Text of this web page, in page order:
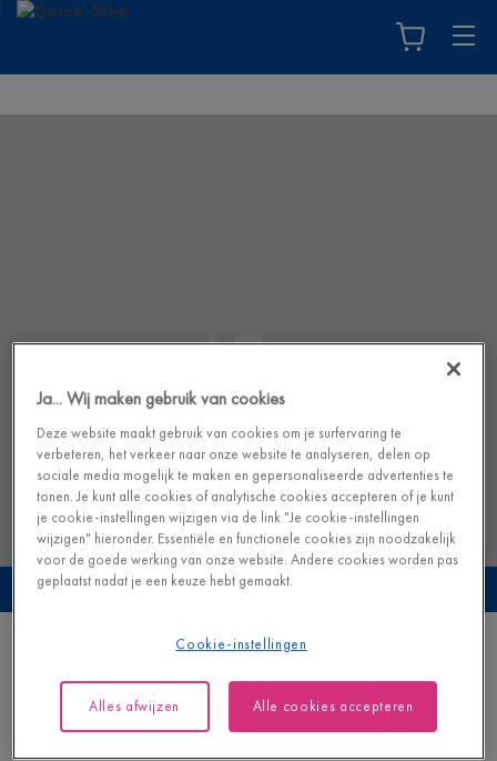
Bekijk deze vloer in je eigen interieur
Kusteik honing
43,95
Ja... Wij maken gebruik van cookies
Deze website maakt gebruik van cookies om je surfervaring te
verbeteren, het verkeer naar onze website te analyseren, delen op
sociale media mogelijk te maken en gepersonaliseerde advertenties te
tonen. Je kunt alle cookies of analytische cookies accepteren of je kunt
je cookie-instellingen wijzigen via de link "Je cookie-instellingen
wijzigen" hieronder. Essentiële en functionele cookies zijn noodzakelijk
voor de goede werking van onze website. Andere cookies worden pas
geplaatst nadat je een keuze hebt gemaakt.
Cookie-instellingen
Alles afwijzen Alle cookies accepteren